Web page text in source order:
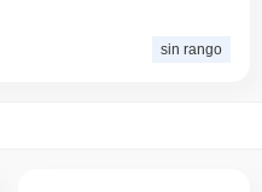
sin rango